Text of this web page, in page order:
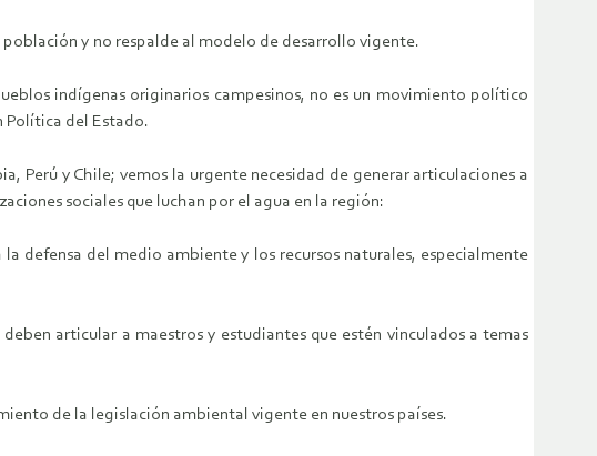
y no respalde al modelo de desarrollo vigente.
indígenas originarios campesinos, no es un movimiento político
Política del Estado.
y Chile; vemos la urgente necesidad de generar articulaciones a
sociales que luchan por el agua en la región:
defensa del medio ambiente y los recursos naturales, especialmente
articular a maestros y estudiantes que estén vinculados a temas
de la legislación ambiental vigente en nuestros países.